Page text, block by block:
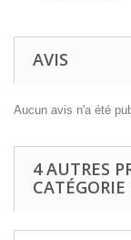
AVIS
Aucun avis n'a été
4 AUTRES
CATÉGORIE